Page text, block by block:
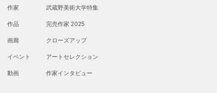
作家
作品
画廊
イベント
動画
武蔵野美術大学特集
完売作家 2025
クローズアップ
アートセレクション
作家インタビュー